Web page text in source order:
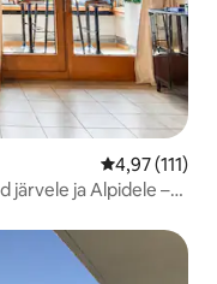
Keskmine
4,97 (111)
järvele ja Alpidele –